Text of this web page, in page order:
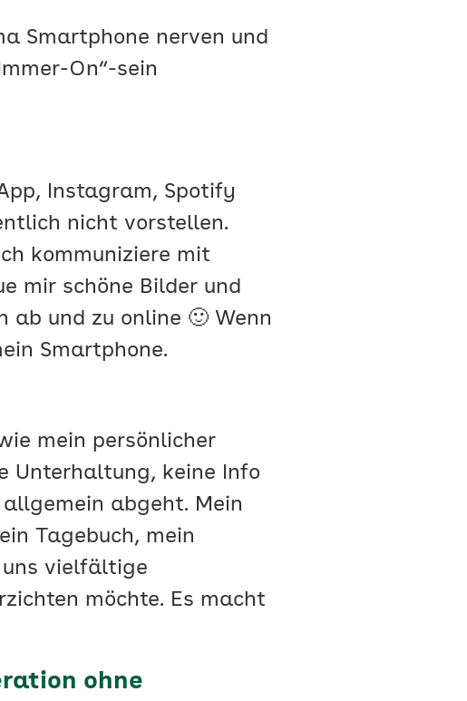
Smartphone nerven und
On“-sein
Instagram, Spotify
nicht vorstellen.
kommuniziere mit
mir schöne Bilder und
ab und zu online 🙂 Wenn
Smartphone.
mein persönlicher
Unterhaltung, keine Info
abgeht. Mein
Tagebuch, mein
uns vielfältige
möchte. Es macht
ohne